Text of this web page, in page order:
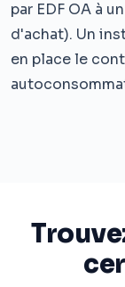
par EDF OA à
d'achat). Un
en place le